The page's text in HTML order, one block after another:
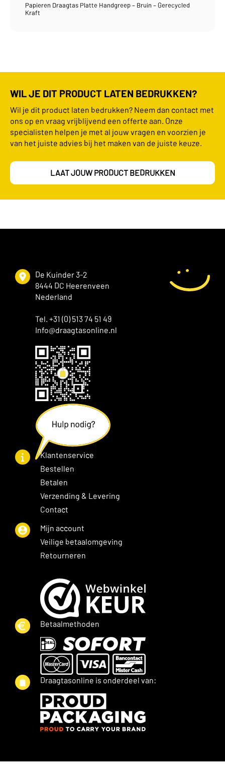
Papieren Draagtas Platte Handgreep – Bruin – Gerecycled
Kraft
WIL JE DIT PRODUCT LATEN BEDRUKKEN?
Wil je dit product laten bedrukken? Neem dan contact met
ons op en vraag vrijblijvend een offerte aan. Onze
specialisten helpen je met al jouw vragen en voorzien je
van het juiste advies bij het maken van de juiste keuze.
LAAT JOUW PRODUCT BEDRUKKEN
De Kuinder 3-2
8444 DC Heerenveen
Nederland
Tel. +31 (0) 513 74 51 49
Info@draagtasonline.nl
Klantenservice
Bestellen
Betalen
Verzending & Levering
Contact
Mijn account
Veilige betaalomgeving
Retourneren
Betaalmethoden
Draagtasonline is onderdeel van: